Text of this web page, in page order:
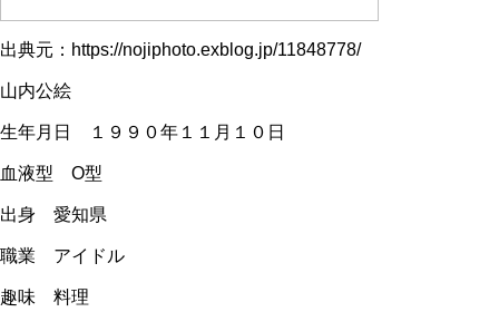
出典元：https://nojiphoto.exblog.jp/11848778/
山内公絵
生年月日 １９９０年１１月１０日
血液型 O型
出身 愛知県
職業 アイドル
趣味 料理